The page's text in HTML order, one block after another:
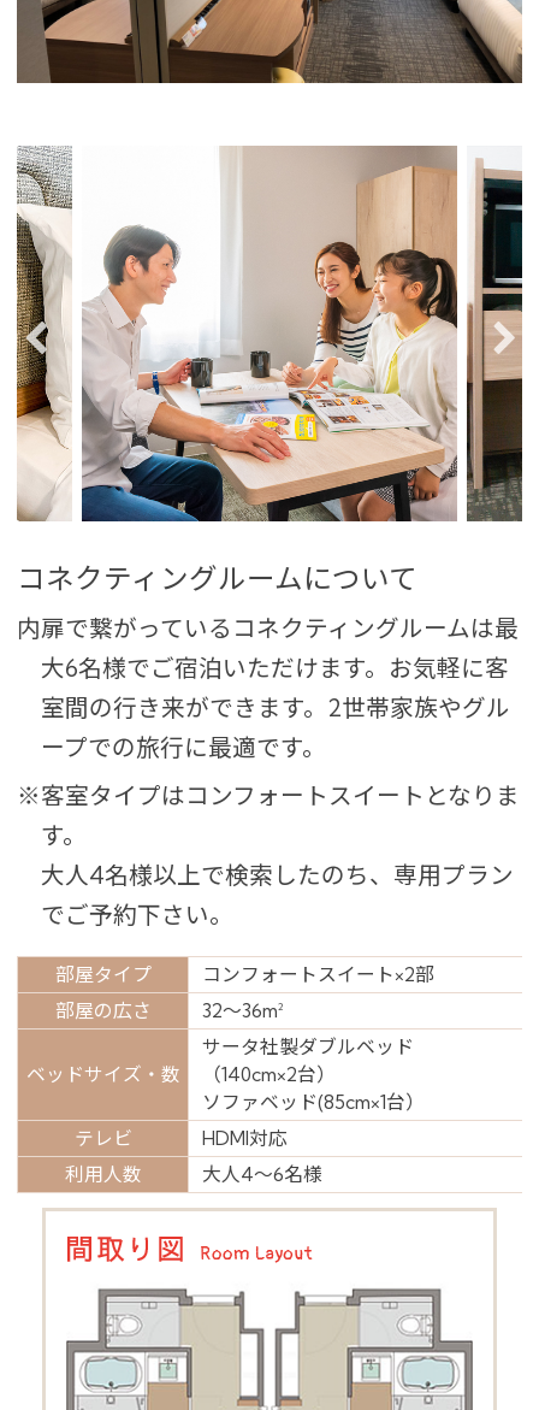
コネクティングルームについて
内扉で繋がっているコネクティングルームは最
大6名様でご宿泊いただけます。お気軽に客
室間の行き来ができます。2世帯家族やグル
ープでの旅行に最適です。
※客室タイプはコンフォートスイートとなりま
す。
大人4名様以上で検索したのち、専用プラン
でご予約下さい。
部屋タイプ
コンフォートスイート×2部
部屋の広さ
32～36m2
ベッドサイズ・数
サータ社製ダブルベッド
（140cm×2台）
ソファベッド(85cm×1台）
テレビ
HDMI対応
利用人数
大人4～6名様